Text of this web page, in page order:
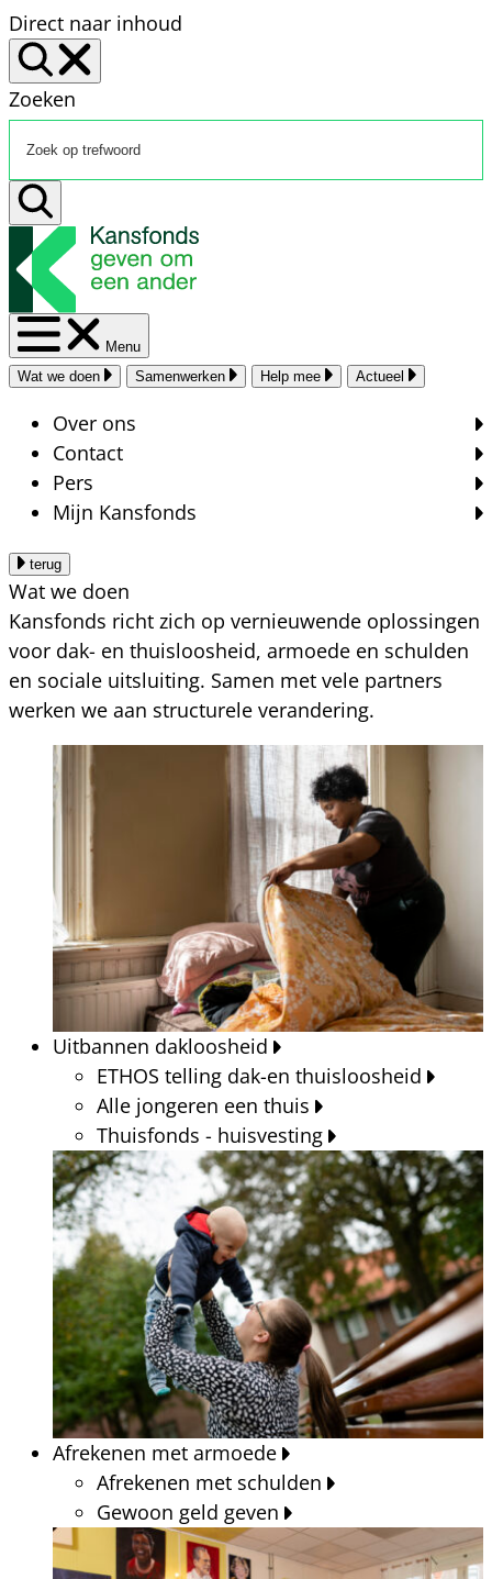
Direct naar inhoud
Zoeken
Menu
Wat we doen
Samenwerken Help mee Actueel
Over ons
Contact
Pers
Mijn Kansfonds
terug
Wat we doen
Kansfonds richt zich op vernieuwende oplossingen
voor dak- en thuisloosheid, armoede en schulden
en sociale uitsluiting. Samen met vele partners
werken we aan structurele verandering.
Uitbannen dakloosheid
ETHOS telling dak-en thuisloosheid
Alle jongeren een thuis
Thuisfonds - huisvesting
Afrekenen met armoede
Afrekenen met schulden
Gewoon geld geven